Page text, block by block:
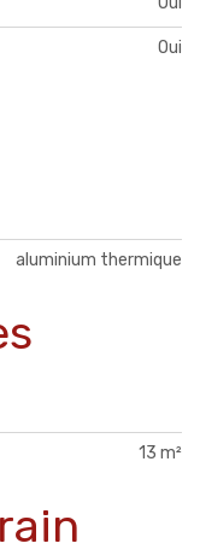
Oui
aluminium thermique
13 m²